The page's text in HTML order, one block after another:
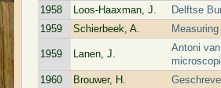
1958
Loos-Haaxman, J.
Delftse
1959
Schierbeek, A.
1959 Lanen, J.
Antoni
1960
Brouwer, H.